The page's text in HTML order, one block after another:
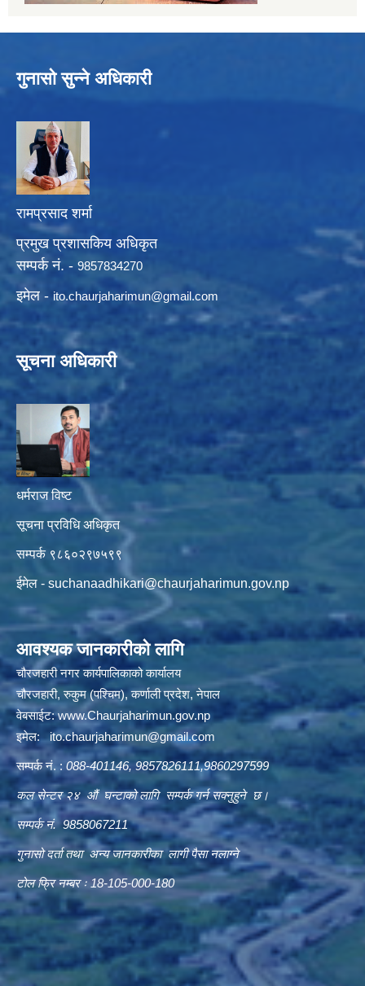
गुनासो सुन्ने अधिकारी
रामप्रसाद शर्मा
प्रमुख प्रशासकिय अधिकृत
सम्पर्क नं. - 9857834270
इमेल - ito.chaurjaharimun@gmail.com
सूचना अधिकारी
धर्मराज विष्ट
सूचना प्रविधि अधिकृत
सम्पर्क ९८६०२९७५९९
ईमेल - suchanaadhikari@chaurjaharimun.gov.np
आवश्यक जानकारीको लागि
चौरजहारी नगर कार्यपालिकाको कार्यालय
चौरजहारी, रुकुम (पश्चिम), कर्णाली प्रदेश, नेपाल
वेबसाईट:www.Chaurjaharimun.gov.np
इमेल:ito.chaurjaharimun@gmail.com
सम्पर्क नं. : 088-401146, 9857826111,9860297599
कल सेन्टर २४ औं घन्टाको लागि सम्पर्क गर्न सक्नुहुने छ।
सम्पर्क नं. 9858067211
गुनासो दर्ता तथा अन्य जानकारीका लागी पैसा नलाग्ने
टोल फ्रि नम्बर ः 18-105-000-180